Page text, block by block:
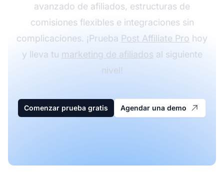
avanzado de afiliados, estructuras de
comisiones flexibles e integraciones sin
complicaciones. ¡Prueba Post Affiliate Pro hoy
y lleva tu marketing de afiliados al siguiente
nivel!
Comenzar prueba gratis Agendar una demo